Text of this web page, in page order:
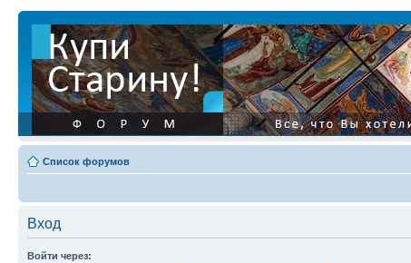
Список форумов
Вход
Войти через: